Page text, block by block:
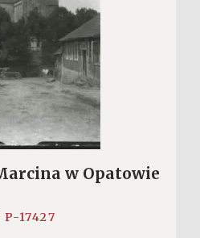
w Opatowie
17427